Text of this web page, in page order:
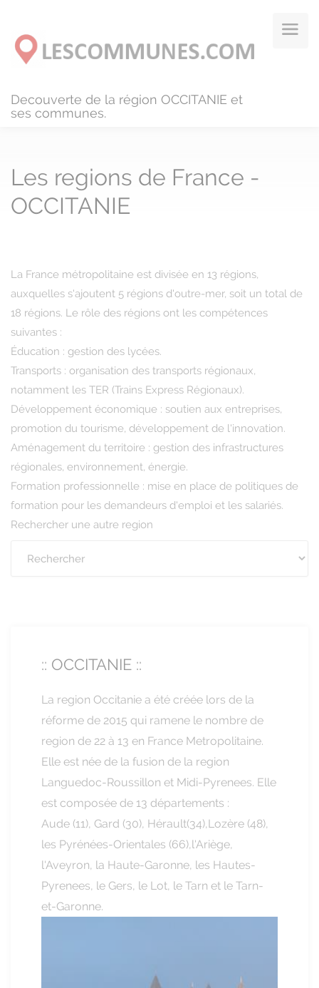
Decouverte de la région OCCITANIE et
ses communes.
Les regions de France -
OCCITANIE
La France métropolitaine est divisée en 13 régions,
auxquelles s'ajoutent 5 régions d'outre-mer, soit un total de
18 régions. Le rôle des régions ont les compétences
suivantes :
Éducation : gestion des lycées.
Transports : organisation des transports régionaux,
notamment les TER (Trains Express Régionaux).
Développement économique : soutien aux entreprises,
promotion du tourisme, développement de l'innovation.
Aménagement du territoire : gestion des infrastructures
régionales, environnement, énergie.
Formation professionnelle : mise en place de politiques de
formation pour les demandeurs d'emploi et les salariés.
Rechercher une autre region
:: OCCITANIE ::
La region Occitanie a été créée lors de la
réforme de 2015 qui ramene le nombre de
region de 22 à 13 en France Metropolitaine.
Elle est née de la fusion de la region
Languedoc-Roussillon et Midi-Pyrenees. Elle
est composée de 13 départements :
Aude (11), Gard (30), Hérault(34),Lozère (48),
les Pyrénées-Orientales (66),l'Ariège,
l'Aveyron, la Haute-Garonne, les Hautes-
Pyrenees, le Gers, le Lot, le Tarn et le Tarn-
et-Garonne.